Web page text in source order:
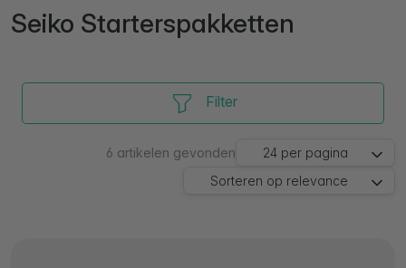
Seiko Starterspakketten
Filter
6 artikelen gevonden 24 per pagina
Sorteren op relevance